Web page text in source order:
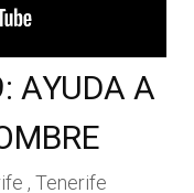
AYUDA A
, Tenerife